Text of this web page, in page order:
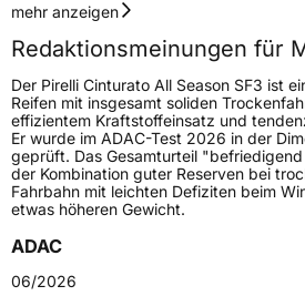
Geschwindigkeitsindex
Höchstgeschwindigkeit
240 km/h
Lastindex103
Höchstlast875 kg
Gewicht (in kg) 9,837 kg
Fahrzeugtyp
mehr anzeigen
Redaktionsmeinungen für
Der Pirelli Cinturato All Season SF3 ist
Reifen mit insgesamt soliden
effizientem Kraftstoffeinsatz und
Er wurde im ADAC-Test 2026 in der
geprüft. Das Gesamturteil
der Kombination guter Reserven bei
Fahrbahn mit leichten Defiziten beim
etwas höheren Gewicht.
ADAC
06/2026